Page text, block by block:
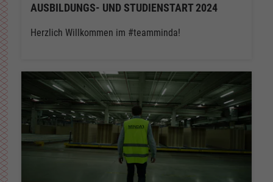
AUSBILDUNGS- UND STUDIENSTART 2024
Herzlich Willkommen im #teamminda!